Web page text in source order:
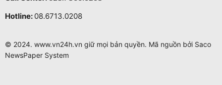
Hotline: 08.6713.0208
© 2024. www.vn24h.vn giữ mọi bản quyền. Mã nguồn bởi Saco
NewsPaper System